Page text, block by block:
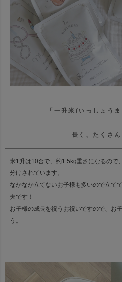
「一升米(いっしょう
長く、たくさ
米1升は10合で、約1.5kg重さになるので
分けされています。
なかなか立てないお子様も多いので立て
夫です！
お子様の成長を祝うお祝いですので、お
う。